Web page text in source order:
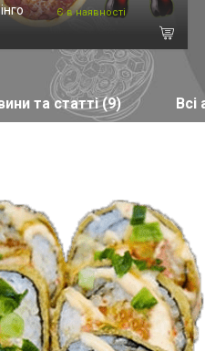
Є в наявності
та статті (9) Всі